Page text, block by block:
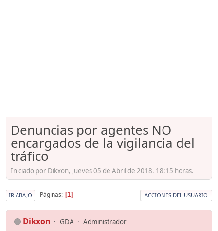
Denuncias por agentes NO
encargados de la vigilancia del
tráfico
Iniciado por Dikxon, Jueves 05 de Abril de 2018. 18:15 horas.
IR ABAJO Páginas 1 ACCIONES DEL USUARIO
Dikxon GDA Administrador